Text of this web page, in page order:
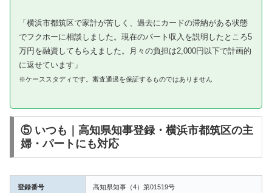
「横浜市都筑区で家計が苦しく、過去にカードの滞納がある状態
でフクホーに相談しました。現在のパート収入を説明したところ5
万円を融資してもらえました。月々の負担は2,000円以下で計画的
に返せています」
※ケーススタディです。審査通過を保証するものではありません
⑤ いつも｜高知県知事登録・横浜市都筑区の主
婦・パートにも対応
登録番号 高知県知事（4）第01519号